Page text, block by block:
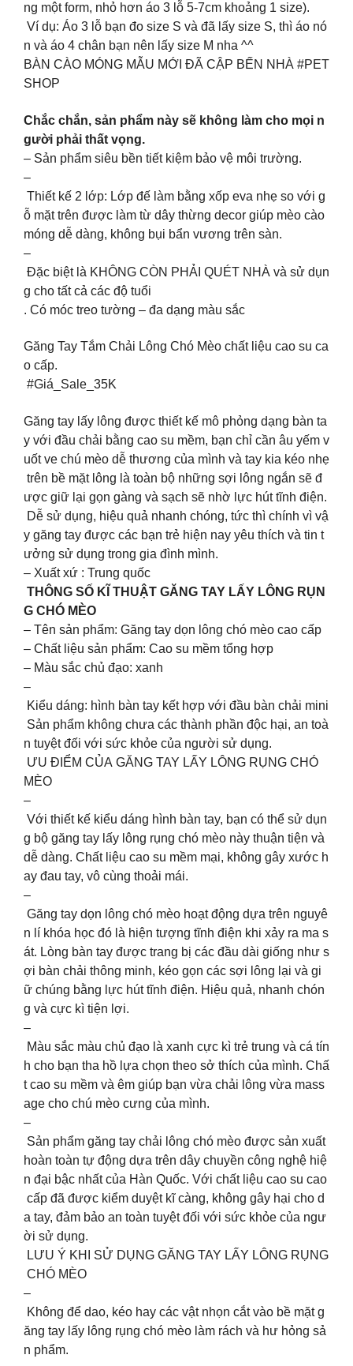
ng một form, nhỏ hơn áo 3 lỗ 5-7cm khoảng 1 size).
Ví dụ: Áo 3 lỗ bạn đo size S và đã lấy size S, thì áo nó
n và áo 4 chân bạn nên lấy size M nha ^^
BÀN CÀO MÓNG MẪU MỚI ĐÃ CẬP BẾN NHÀ #PET
SHOP
Chắc chắn, sản phẩm này sẽ không làm cho mọi n
gười phải thất vọng.
– Sản phẩm siêu bền tiết kiệm bảo vệ môi trường.
–
Thiết kế 2 lớp: Lớp đế làm bằng xốp eva nhẹ so với g
ỗ mặt trên được làm từ dây thừng decor giúp mèo cào
móng dễ dàng, không bụi bẩn vương trên sàn.
–
Đặc biệt là KHÔNG CÒN PHẢI QUÉT NHÀ và sử dụn
g cho tất cả các độ tuổi
. Có móc treo tường – đa dạng màu sắc
Găng Tay Tắm Chải Lông Chó Mèo chất liệu cao su ca
o cấp.
#Giá_Sale_35K
Găng tay lấy lông được thiết kế mô phỏng dạng bàn ta
y với đầu chải bằng cao su mềm, bạn chỉ cần âu yếm v
uốt ve chú mèo dễ thương của mình và tay kia kéo nhẹ
trên bề mặt lông là toàn bộ những sợi lông ngắn sẽ đ
ược giữ lại gọn gàng và sạch sẽ nhờ lực hút tĩnh điện.
Dễ sử dụng, hiệu quả nhanh chóng, tức thì chính vì vậ
y găng tay được các bạn trẻ hiện nay yêu thích và tin t
ưởng sử dụng trong gia đình mình.
– Xuất xứ : Trung quốc
THÔNG SỐ KĨ THUẬT GĂNG TAY LẤY LÔNG RỤN
G CHÓ MÈO
– Tên sản phẩm: Găng tay dọn lông chó mèo cao cấp
– Chất liệu sản phẩm: Cao su mềm tổng hợp
– Màu sắc chủ đạo: xanh
–
Kiểu dáng: hình bàn tay kết hợp với đầu bàn chải mini
Sản phẩm không chưa các thành phần độc hại, an toà
n tuyệt đối với sức khỏe của người sử dụng.
ƯU ĐIỂM CỦA GĂNG TAY LẤY LÔNG RỤNG CHÓ
MÈO
–
Với thiết kế kiểu dáng hình bàn tay, bạn có thể sử dụn
g bộ găng tay lấy lông rụng chó mèo này thuận tiện và
dễ dàng. Chất liệu cao su mềm mại, không gây xước h
ay đau tay, vô cùng thoải mái.
–
Găng tay dọn lông chó mèo hoạt động dựa trên nguyê
n lí khóa học đó là hiện tượng tĩnh điện khi xảy ra ma s
át. Lòng bàn tay được trang bị các đầu dài giống như s
ợi bàn chải thông minh, kéo gọn các sợi lông lại và gi
ữ chúng bằng lực hút tĩnh điện. Hiệu quả, nhanh chón
g và cực kì tiện lợi.
–
Màu sắc màu chủ đạo là xanh cực kì trẻ trung và cá tín
h cho bạn tha hồ lựa chọn theo sở thích của mình. Chấ
t cao su mềm và êm giúp bạn vừa chải lông vừa mass
age cho chú mèo cưng của mình.
–
Sản phẩm găng tay chải lông chó mèo được sản xuất
hoàn toàn tự động dựa trên dây chuyền công nghệ hiệ
n đại bậc nhất của Hàn Quốc. Với chất liệu cao su cao
cấp đã được kiểm duyệt kĩ càng, không gây hại cho d
a tay, đảm bảo an toàn tuyệt đối với sức khỏe của ngư
ời sử dụng.
LƯU Ý KHI SỬ DỤNG GĂNG TAY LẤY LÔNG RỤNG
CHÓ MÈO
–
Không để dao, kéo hay các vật nhọn cắt vào bề mặt g
ăng tay lấy lông rụng chó mèo làm rách và hư hỏng sả
n phẩm.